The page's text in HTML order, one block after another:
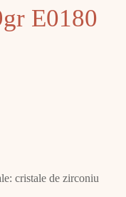
E0180
cristale de zirconiu